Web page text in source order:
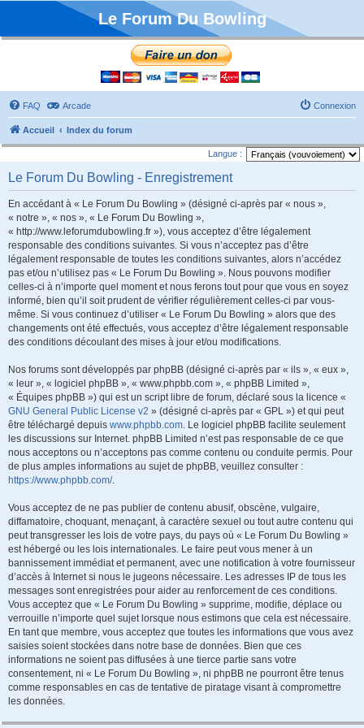
Le Forum Du Bowling
FAQ Arcade Connexion
Accueil Index du forum
Langue :
Le Forum Du Bowling - Enregistrement
En accédant à « Le Forum Du Bowling » (désigné ci-après par « nous »,
« notre », « nos », « Le Forum Du Bowling »,
« http://www.leforumdubowling.fr »), vous acceptez d’être légalement
responsable des conditions suivantes. Si vous n’acceptez pas d’être
légalement responsable de toutes les conditions suivantes, alors n’accédez
pas et/ou n’utilisez pas « Le Forum Du Bowling ». Nous pouvons modifier
celles-ci à n’importe quel moment et nous ferons tout pour que vous en soyez
informé, bien qu’il soit prudent de vérifier régulièrement celles-ci par vous-
même. Si vous continuez d’utiliser « Le Forum Du Bowling » alors que des
changements ont été effectués, vous acceptez d’être légalement responsable
des conditions découlant des mises à jour et/ou modifications.
Nos forums sont développés par phpBB (désigné ci-après par « ils », « eux »,
« leur », « logiciel phpBB », « www.phpbb.com », « phpBB Limited »,
« Équipes phpBB ») qui est un script libre de forum, déclaré sous la licence «
GNU General Public License v2 » (désigné ci-après par « GPL ») et qui peut
être téléchargé depuis www.phpbb.com. Le logiciel phpBB facilite seulement
les discussions sur Internet. phpBB Limited n’est pas responsable de ce que
nous acceptons ou n’acceptons pas comme contenu ou conduite permis. Pour
de plus amples informations au sujet de phpBB, veuillez consulter :
https://www.phpbb.com/.
Vous acceptez de ne pas publier de contenu abusif, obscène, vulgaire,
diffamatoire, choquant, menaçant, à caractère sexuel ou tout autre contenu qui
peut transgresser les lois de votre pays, du pays où « Le Forum Du Bowling »
est hébergé ou les lois internationales. Le faire peut vous mener à un
bannissement immédiat et permanent, avec une notification à votre fournisseur
d’accès à Internet si nous le jugeons nécessaire. Les adresses IP de tous les
messages sont enregistrées pour aider au renforcement de ces conditions.
Vous acceptez que « Le Forum Du Bowling » supprime, modifie, déplace ou
verrouille n’importe quel sujet lorsque nous estimons que cela est nécessaire.
En tant que membre, vous acceptez que toutes les informations que vous avez
saisies soient stockées dans notre base de données. Bien que ces
informations ne soient pas diffusées à une tierce partie sans votre
consentement, ni « Le Forum Du Bowling », ni phpBB ne pourront être tenus
comme responsables en cas de tentative de piratage visant à compromettre
les données.